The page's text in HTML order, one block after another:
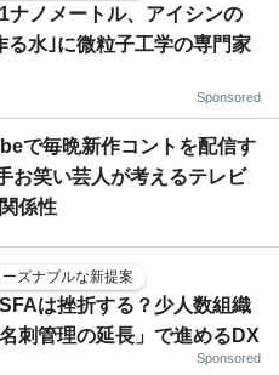
ナノメートル、アイシンの
る水｣に微粒子工学の専門家
Sponsored
で毎晩新作コントを配信す
お笑い芸人が考えるテレビ
係性
ズナブルな新提案
は挫折する？少人数組織
刺管理の延長」で進めるDX
Sponsored